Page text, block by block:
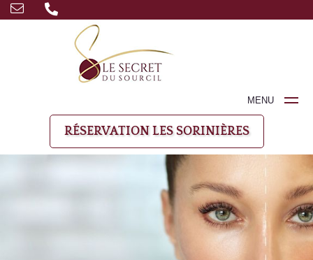
MENU
RÉSERVATION LES SORINIÈRES